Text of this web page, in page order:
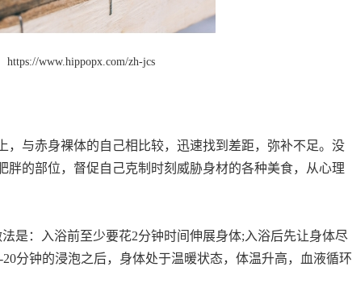
https://www.hippopx.com/zh-jcs
与赤身裸体的自己相比较，迅速找到差距，弥补不足。没
的部位，督促自己克制时刻威胁身材的各种美食，从心理
是：入浴前至少要花2分钟时间伸展身体;入浴后先让身体尽
分钟的浸泡之后，身体处于温暖状态，体温升高，血液循环